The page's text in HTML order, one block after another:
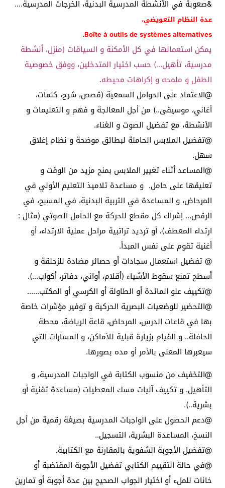
&صعوبة في الأنشطة المدرسية البدنية، الخرجات المدرسية….
عدة النظام التعويضي،
Boîte à outils de systèmes alternatives
.
يمكن استعمالها في كل الأمكنة و السياقات (منزل، أنشطة
مدرسية، تأهيل…) حسب اختيار المتدخلين، ووفق خصوصية
الطفل و ملمحه و إكراهات محيطه.
@الاعتماد على الحوامل السمعية (قصص، شرح، كلمات،
أغاني، موسيقى..) من أجل المعالجة و فهم و التعليمات و
الأنشطة، مع تفضيل الصوت و الغناء.
@تفضيل الملابس الحاملة لبطائق موضحة و نظام إغلاق
سهل.
@المساعد أثناء تغيير الملابس بمنح مزيد من الوقت و
تعليقها على حامل. و مساعدة تلاميذ التعليم الأولي في
المرحاض، و المساعدة في التربية البدنية، في المسبح، في
الرقص… إشراك كل مقطع للحركة مع الحامل الصوتي (مثال :
ارتداء المعطف)، أو ترديد تراتبية مراحل عملية الارتداء، أو
أغنية تقوم على نفس المبدأ.
@ تفضيل استعمال سجادات أو حصائر مضادة للزحلقة و
أسطح تمنع سقوط الأشياء (أقلام، أواني، دفاتر، أكواب…).
@تكييف علو المائدة أو الطاولة أو الكرسي أو المكتب……
@التحضير للوضعيات البصرية الحركية و توفير مؤشرات خاصة
بها في قاعات الدرس، المرحاض، قاعة الرياضة، محطة
الحافلة.. و القيام بزيارة قبلية للأماكن، و المسارات التي
سيعبرها المعنى بالأمر أو مده بصورها.
@التخفيف من منسوب الكتابة في الواجبات المدرسية، و
التأهيل. و تكييف آليات مسك المعطيات (مساعدة تقنية أو
بشرية..).
@دعم الحصول على الواجبات المدرسية بصيغة رقمية من أجل
النسخ، المساعدة البشرية، التسجيل..
@تفضيل الأجوبة الشفوية بالمقارنة مع الكتابية.
@في حالة التقييم الكتابي تفضيل الأجوبة المقتضبة أو
خانات للملء أو اختيار الجواب الصحيح بين عدة أجوبة أو تمارين